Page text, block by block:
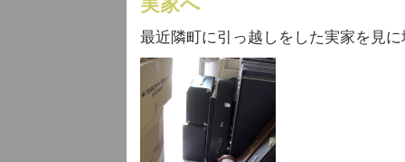
最近隣町に引っ越しをした実家を見